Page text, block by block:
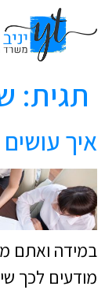
תגית:
איך
במידה ואתם
מודעים לכך